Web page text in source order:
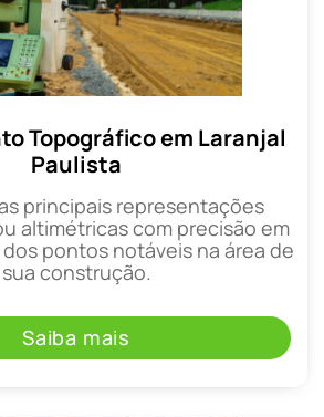
Topográfico em Laranjal
Paulista
principais representações
altimétricas com precisão em
pontos notáveis na área de
sua construção.
Saiba mais